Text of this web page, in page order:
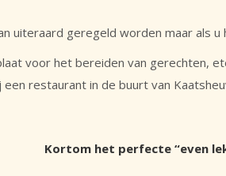
uiteraard geregeld worden maar als
voor het bereiden van gerechten,
restaurant in de buurt van
Kortom het perfecte “even